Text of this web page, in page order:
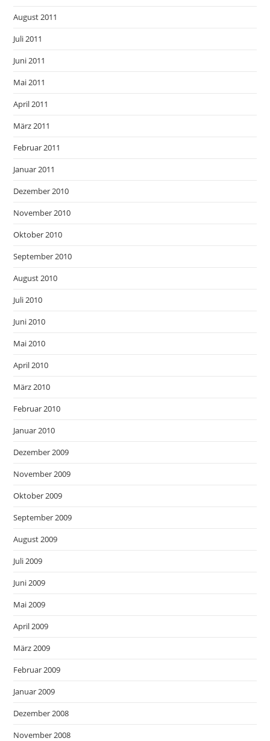
August 2011
Juli 2011
Juni 2011
Mai 2011
April 2011
März 2011
Februar 2011
Januar 2011
Dezember 2010
November 2010
Oktober 2010
September 2010
August 2010
Juli 2010
Juni 2010
Mai 2010
April 2010
März 2010
Februar 2010
Januar 2010
Dezember 2009
November 2009
Oktober 2009
September 2009
August 2009
Juli 2009
Juni 2009
Mai 2009
April 2009
März 2009
Februar 2009
Januar 2009
Dezember 2008
November 2008